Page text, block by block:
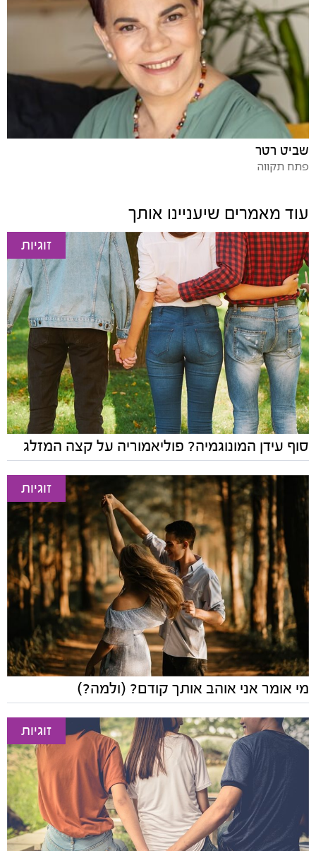
שביט רטר
פתח תקווה
עוד מאמרים שיעניינו אותך
זוגיות
סוף עידן המונוגמיה? פוליאמוריה על קצה המזלג
זוגיות
מי אומר אני אוהב אותך קודם? (ולמה?)
זוגיות